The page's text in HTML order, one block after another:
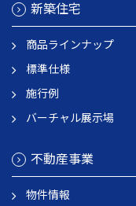
新築住宅
商品ラインナップ
標準仕様
施行例
バーチャル展示場
不動産事業
物件情報